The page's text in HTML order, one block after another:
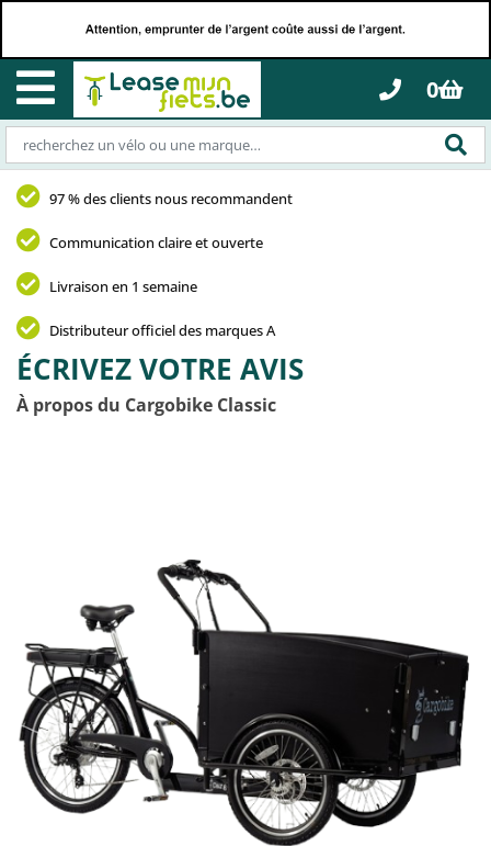
0
97 % des clients nous recommandent
Communication claire et ouverte
Livraison en 1 semaine
Distributeur officiel des marques A
ÉCRIVEZ VOTRE AVIS
À propos du Cargobike Classic